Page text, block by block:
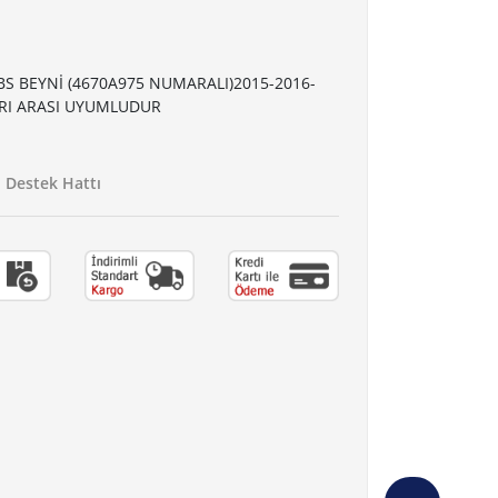
BEYNİ (4670A975 NUMARALI)2015-2016-
ARASI UYUMLUDUR
Destek Hattı